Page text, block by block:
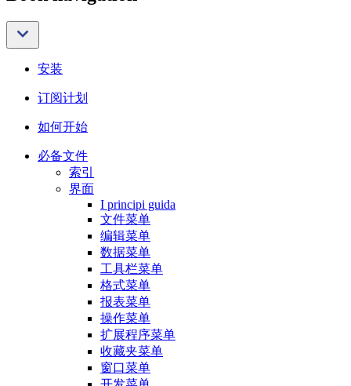
安装
订阅计划
如何开始
必备文件
索引
界面
I principi guida
文件菜单
编辑菜单
数据菜单
工具栏菜单
格式菜单
报表菜单
操作菜单
扩展程序菜单
收藏夹菜单
窗口菜单